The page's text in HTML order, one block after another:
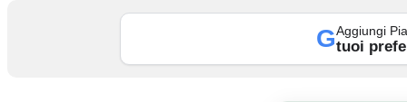
GAggiungi
tuoi